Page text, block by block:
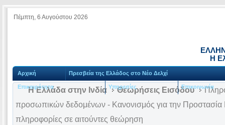
Πέμπτη, 6 Αυγούστου 2026
Η
Αρχική Πρεσβεία της Ελλάδος στο Νέο Δελχί
Επικαιρότητα Υπηρεσίες Επικοινωνία
Η Ελλάδα στην Ινδία Θεωρήσεις Εισόδου
προσωπικών δεδομένων - Κανονισμός για την
πληροφορίες σε αιτούντες θεώρηση